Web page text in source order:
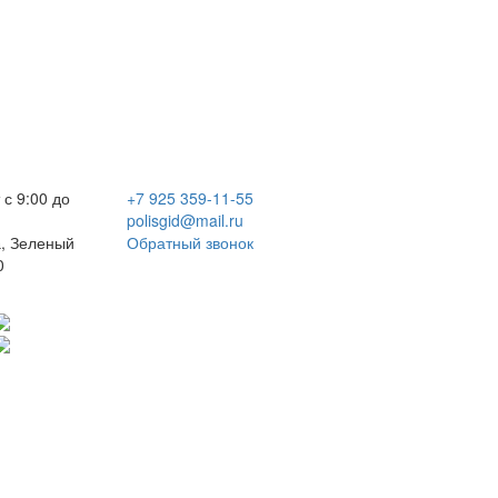
9:00 до
Зеленый
+7 925 359-11-55
polisgid@mail.ru
Обратный звонок